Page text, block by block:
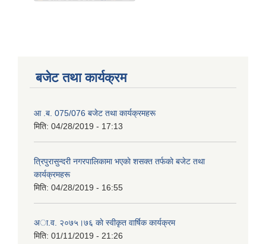
बजेट तथा कार्यक्रम
आ .ब. 075/076 बजेट तथा कार्यक्रमहरू
मिति: 04/28/2019 - 17:13
त्रिपुरासुन्दरी नगरपालिकामा भएकाे शसक्त तर्फकाे बजेट तथा
कार्यक्रमहरू
मिति: 04/28/2019 - 16:55
अा.व. २०७५।७६ काे स्वीकृत वार्षिक कार्यक्रम
मिति: 01/11/2019 - 21:26